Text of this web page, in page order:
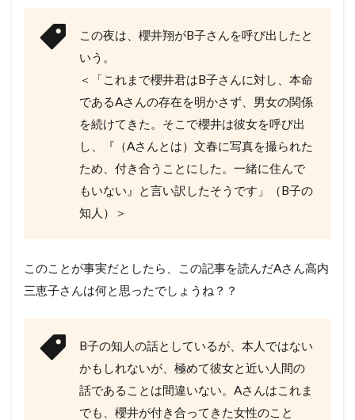
この夜は、櫻井翔がB子さんを呼び出したと
いう。
＜「これまで櫻井君はB子さんに対し、本命
であるAさんの存在を明かさず、男女の関係
を続けてきた。そこで櫻井は彼女を呼び出
し、『（Aさんとは）文春に写真を撮られた
ため、付き合うことにした。一緒に住んで
もいない』と言い訳したそうです」（B子の
知人）＞
このことが事実だとしたら、この記事を読んだAさん高内
三恵子さんは何と思ったでしょうね？？
B子の知人の話としているが、本人ではない
かもしれないが、極めて彼女と近い人間の
話であることは間違いない。Aさんはこれま
でも、櫻井が付き合ってきた女性のこと